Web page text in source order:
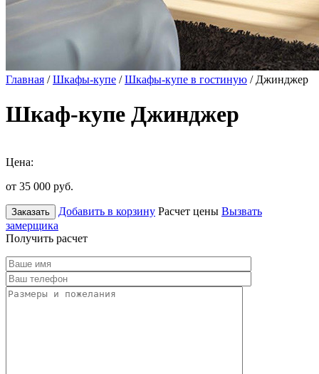
Главная /Шкафы-купе /Шкафы-купе в гостиную / Джинджер
Шкаф-купе Джинджер
Цена:
от 35 000 руб.
Заказать Добавить в корзину Расчет цены Вызвать
замерщика
Получить расчет